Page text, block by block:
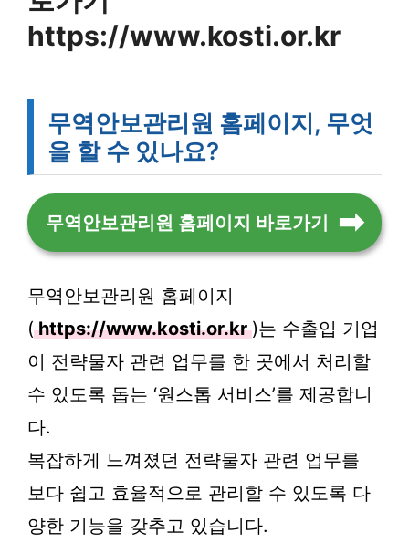
https://www.kosti.or.kr
무역안보관리원 홈페이지, 무엇
을 할 수 있나요?
무역안보관리원 홈페이지 바로가기
무역안보관리원 홈페이지
( https://www.kosti.or.kr )는 수출입 기업
이 전략물자 관련 업무를 한 곳에서 처리할
수 있도록 돕는 ‘원스톱 서비스’를 제공합니
다.
복잡하게 느껴졌던 전략물자 관련 업무를
보다 쉽고 효율적으로 관리할 수 있도록 다
양한 기능을 갖추고 있습니다.